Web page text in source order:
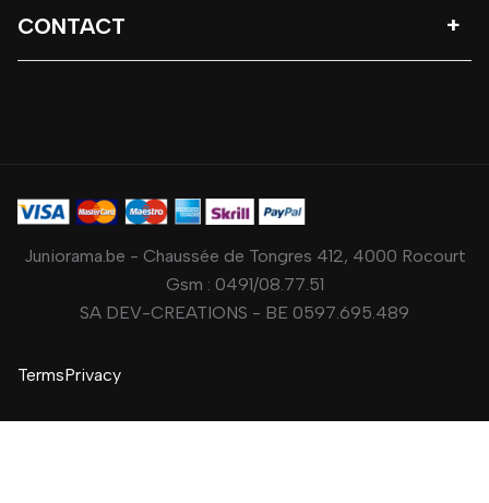
CONTACT
Juniorama.be - Chaussée de Tongres 412, 4000 Rocourt
Gsm : 0491/08.77.51
SA DEV-CREATIONS - BE 0597.695.489
TermsPrivacy